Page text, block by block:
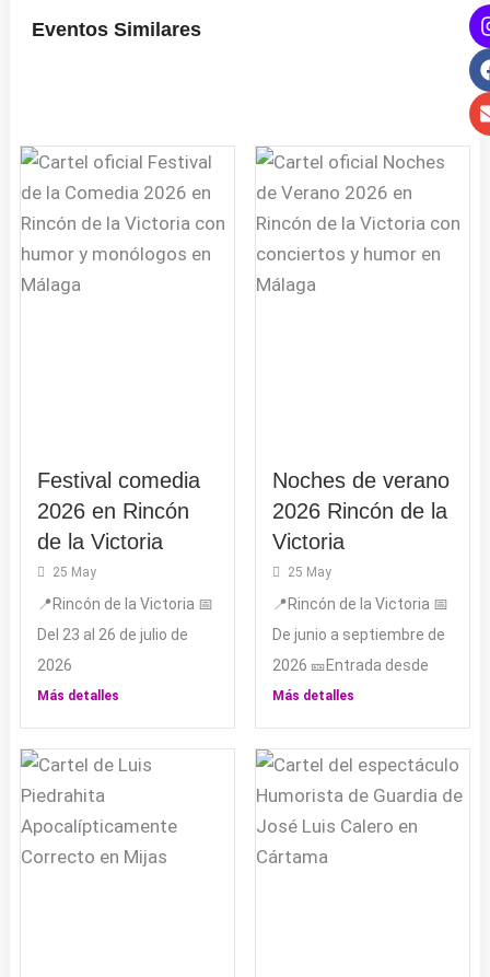
Eventos Similares
Festival comedia
2026 en Rincón
de la Victoria
25 May
📍Rincón de la Victoria 📅
Del 23 al 26 de julio de
2026
Más detalles
Noches de verano
2026 Rincón de la
Victoria
25 May
📍Rincón de la Victoria 📅
De junio a septiembre de
2026 🎫Entrada desde
Más detalles